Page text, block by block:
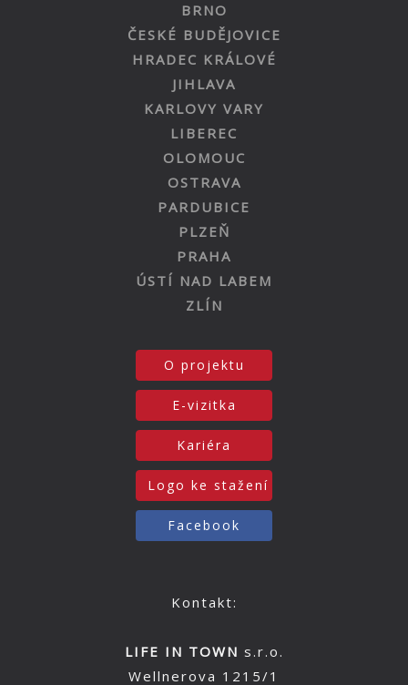
BRNO
ČESKÉ BUDĚJOVICE
HRADEC KRÁLOVÉ
JIHLAVA
KARLOVY VARY
LIBEREC
OLOMOUC
OSTRAVA
PARDUBICE
PLZEŇ
PRAHA
ÚSTÍ NAD LABEM
ZLÍN
O projektu
E-vizitka
Kariéra
Logo ke stažení
Facebook
Kontakt:
LIFE IN TOWN s.r.o.
Wellnerova 1215/1